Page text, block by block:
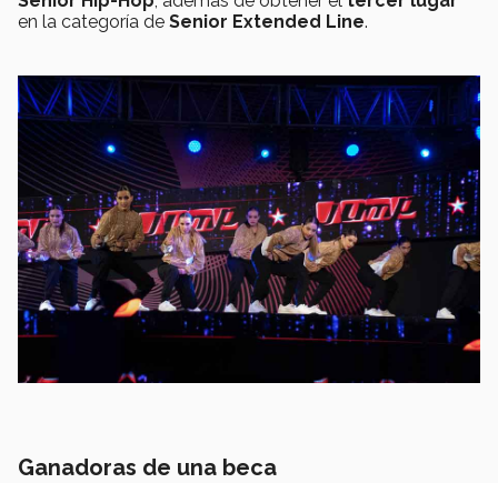
en la categoría de Senior Extended Line.
Ganadoras de una beca